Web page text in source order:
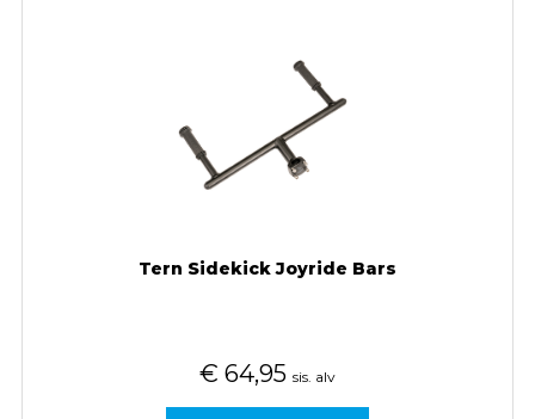
Tern Sidekick Joyride Bars
€ 64,95 sis. alv